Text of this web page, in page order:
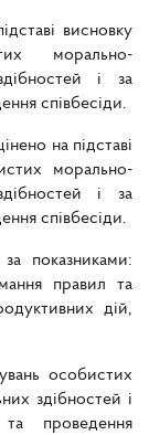
висновку
морально-
і за
співбесіди.
на підставі
морально-
і за
співбесіди.
показниками:
правил та
дій,
особистих
здібностей і
проведення